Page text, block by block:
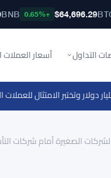
$64,696.29
+0.65%
BNB
التداول أسعار العملات
الصغيرة أمام شركات